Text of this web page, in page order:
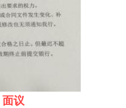
面议